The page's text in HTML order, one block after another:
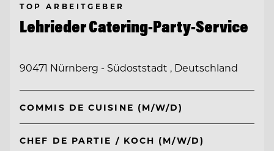
TOP ARBEITGEBER
Lehrieder Catering-Party-Service
90471 Nürnberg - Südoststadt , Deutschland
COMMIS DE CUISINE (M/W/D)
CHEF DE PARTIE / KOCH (M/W/D)